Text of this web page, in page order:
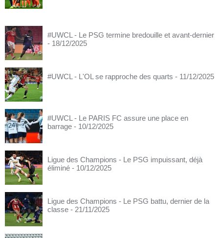
#UWCL - Le PSG termine bredouille et avant-dernier
- 18/12/2025
#UWCL - L'OL se rapproche des quarts - 11/12/2025
#UWCL - Le PARIS FC assure une place en
barrage - 10/12/2025
Ligue des Champions - Le PSG impuissant, déjà
éliminé - 10/12/2025
Ligue des Champions - Le PSG battu, dernier de la
classe - 21/11/2025